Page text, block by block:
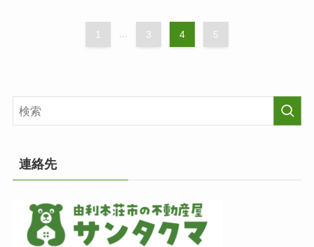
1 3 4 5
連絡先